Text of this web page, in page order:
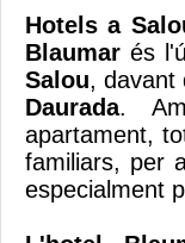
Hotels a
Blaumar és
Salou, davant
Daurada.
apartament,
familiars, per